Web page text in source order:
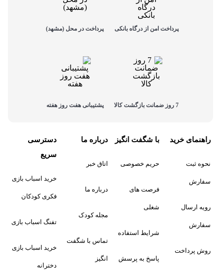
پرداخت امن از درگاه بانکی پرداخت در محل (مشهد)
7 روز ضمانت بازگشت کالا پشتیبانی هفت روز هفته
راهنمای خرید
نحوه ثبت
سفارش
رویه ارسال
سفارش
روش پرداخت
با شگفت انگیز
حریم خصوصی
فرصت های
شغلی
شرایط استفاده
پاسخ به پرسش
درباره ما
اتاق خبر
درباره ما
مجله کودک
تماس با شگفت
انگیز
دسترسی
سریع
خرید اسباب بازی
فکری کودکان
تفنگ اسباب بازی
خرید اسباب بازی
دخترانه